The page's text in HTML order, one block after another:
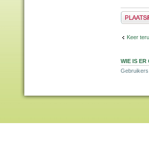
Plaats een
Keer
WIE IS ER